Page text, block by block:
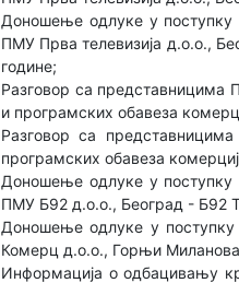
Доношење одлуке у
ПМУ Прва телевизија д.о.о.,
године;
Разговор са представницима
и програмских обавеза
Разговор са
програмских обавеза
Доношење одлуке у
ПМУ Б92 д.о.о., Београд - Б92
Доношење одлуке у
Комерц д.о.о., Горњи
Информација о одбацивању